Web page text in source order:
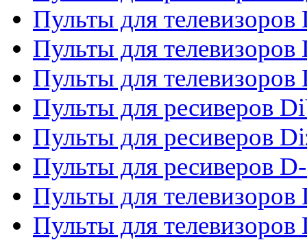
Пульты для
Пульты для
Пульты для телевизоров
Пульты для ресиверов
Пульты для ресиверов
Пульты для ресиверов
Пульты для телевизоров
Пульты для